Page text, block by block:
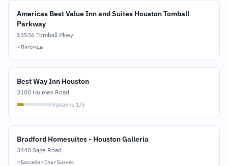
Americas Best Value Inn and Suites Houston Tomball
Parkway
13536 Tomball Pkwy
✓Питомцы
Best Way Inn Houston
3100 Holmes Road
Уровень 1/5
Bradford Homesuites - Houston Galleria
3440 Sage Road
✓Бассейн✓Спа✓Бизнес